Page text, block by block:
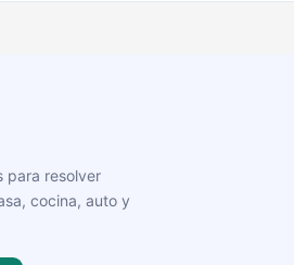
para resolver
cocina, auto y